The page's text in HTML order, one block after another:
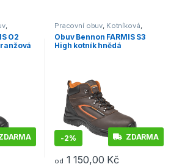
,
O2
Pracovní obuv, Kotníková,
S3/S1P
Obuv Bennon FARMIS S3
High kotník hnědá
-2% ZDARMA
od 1 150,00 Kč